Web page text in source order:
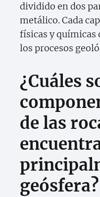
dividido en dos
metálico. Cada
físicas y químicas
los procesos
¿Cuáles
de las
geósfera?